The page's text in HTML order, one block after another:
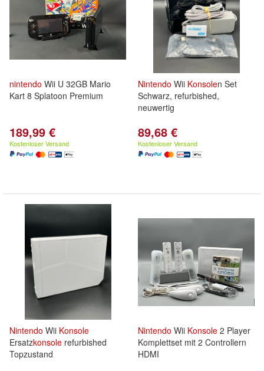
nintendo Wii U 32GB Mario
Kart 8 Splatoon Premium
189,99 €
Kostenloser Versand
Nintendo Wii Konsolen Set
Schwarz, refurbished,
neuwertig
89,68 €
Kostenloser Versand
Nintendo Wii Konsole
Ersatzkonsole refurbished
Topzustand
Nintendo Wii Konsole 2 Player
Komplettset mit 2 Controllern
HDMI